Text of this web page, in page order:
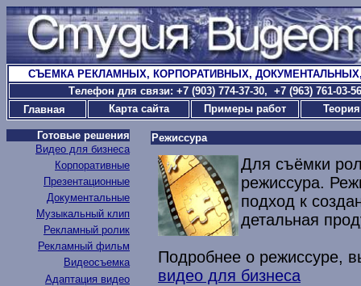
СЪЕМКА РЕКЛАМНЫХ, КОРПОРАТИВНЫХ,
Tелефон для связи: +7 (903) 774-37-30, +7 (963) 761-03-
Главная
Карта сайта Примеры работ
Готовые решения
Видео для бизнеса
Корпоративные
Презентационные
Документальные
Музыкальный клип
Рекламный ролик
Рекламный фильм
Видеосъемка
Адаптация видео
Режиссура
Для съёмки
режиссура.
подход к
детальная
Подробнее о режиссуре,
видео для бизнеса